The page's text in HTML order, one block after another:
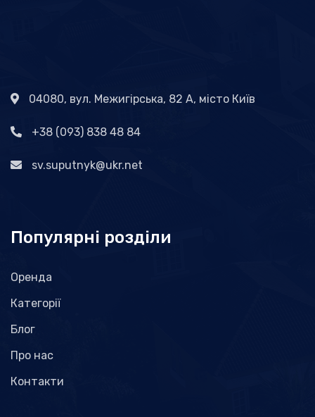
04080, вул. Межигірська, 82 А, місто Київ
+38 (093) 838 48 84
sv.suputnyk@ukr.net
Популярні розділи
Оренда
Категорії
Блог
Про нас
Контакти